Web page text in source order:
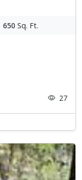
650 Sq. Ft.
27